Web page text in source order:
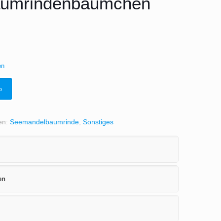
Seemandelbaumrinde, Sonstiges